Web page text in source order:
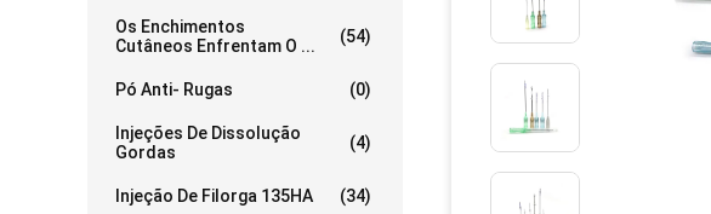
Os Enchimentos
Cutâneos Enfrentam O ...
(54)
Pó Anti- Rugas (0)
Injeções De Dissolução
Gordas
(4)
Injeção De Filorga 135HA (34)